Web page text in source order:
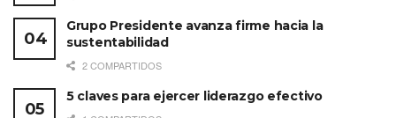
Grupo Presidente avanza firme hacia la
sustentabilidad
2 COMPARTIDOS
5 claves para ejercer liderazgo efectivo